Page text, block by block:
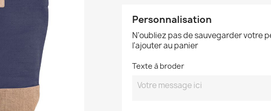
Personnalisation
N'oubliez pas de sauvegarder votre
l'ajouter au panier
Texte à broder